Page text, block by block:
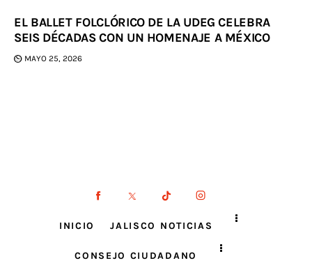
EL BALLET FOLCLÓRICO DE LA UDEG CELEBRA
SEIS DÉCADAS CON UN HOMENAJE A MÉXICO
MAYO 25, 2026
INICIO JALISCO NOTICIAS
CONSEJO CIUDADANO